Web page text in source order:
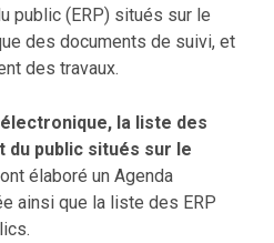
public (ERP) situés sur le
des documents de suivi, et
des travaux.
la liste des
public situés sur le
élaboré un Agenda
ainsi que la liste des ERP